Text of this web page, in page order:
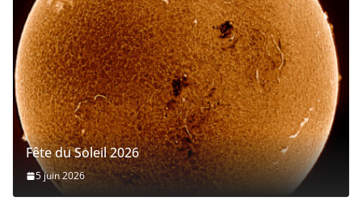
Fête du Soleil 2026
5 juin 2026